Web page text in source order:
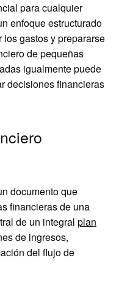
para cualquier
enfoque estructurado
gastos y prepararse
de pequeñas
igualmente puede
decisiones financieras
documento que
financieras de una
de un integral plan
de ingresos,
del flujo de